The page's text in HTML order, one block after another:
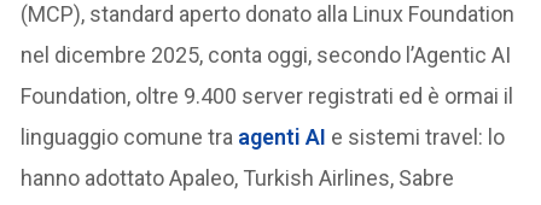
(MCP), standard aperto donato alla Linux Foundation
nel dicembre 2025, conta oggi, secondo l’Agentic AI
Foundation, oltre 9.400 server registrati ed è ormai il
linguaggio comune tra agenti AI e sistemi travel: lo
hanno adottato Apaleo, Turkish Airlines, Sabre